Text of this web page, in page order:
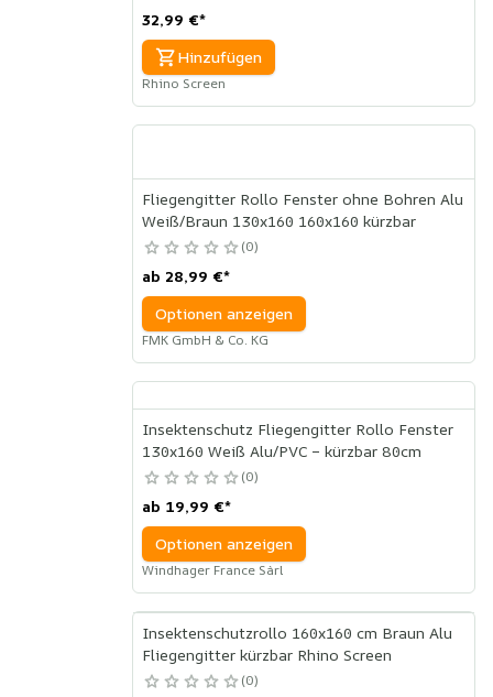
32,99 €*
Hinzufügen
Rhino Screen
Fliegengitter Rollo Fenster ohne Bohren Alu
Weiß/Braun 130x160 160x160 kürzbar
0
ab 28,99 €*
Optionen anzeigen
FMK GmbH & Co. KG
Insektenschutz Fliegengitter Rollo Fenster
130x160 Weiß Alu/PVC – kürzbar 80cm
0
ab 19,99 €*
Optionen anzeigen
Windhager France Sàrl
Insektenschutzrollo 160x160 cm Braun Alu
Fliegengitter kürzbar Rhino Screen
0